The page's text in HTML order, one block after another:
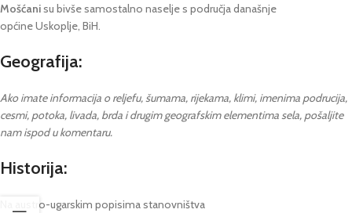
Mošćanisu bivše samostalno naselje s područja današnje
općine Uskoplje, BiH.
Geografija:
Ako imate informacija o reljefu, šumama, rijekama, klimi, imenima podrucija,
cesmi, potoka, livada, brda i drugim geografskim elementima sela, pošaljite
nam ispod u komentaru.
Historija:
Na austro-ugarskim popisima stanovništva